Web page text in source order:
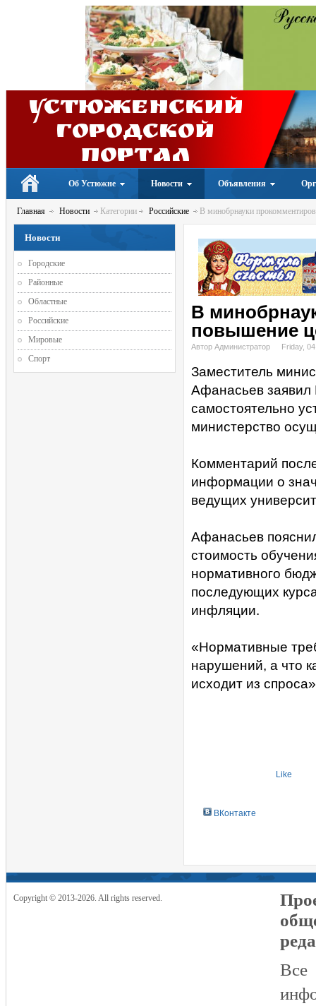
Устюженский
Городской
портал
Об Устюжне Новости Объявления
Главная Новости Категории Российские В минобрнауки
В
повышение
Автор Администратор Friday,
Заместитель
Афанасьев заявил
самостоятельно
министерство
Комментарий
информации о
ведущих
Афанасьев
стоимость
нормативного
последующих
инфляции.
«Нормативные
нарушений, а что
исходит из
Like
ВКонтакте
Новости
Городские
Районные
Областные
Российские
Мировые
Спорт
Copyright © 2013-2026. All rights reserved.